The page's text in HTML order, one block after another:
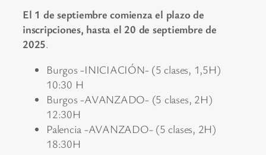
El 1 de septiembre comienza el plazo de
inscripciones, hasta el 20 de septiembre de
2025.
Burgos -INICIACIÓN- (5 clases, 1,5H)
10:30 H
Burgos -AVANZADO- (5 clases, 2H)
12:30H
Palencia -AVANZADO- (5 clases, 2H)
18:30H